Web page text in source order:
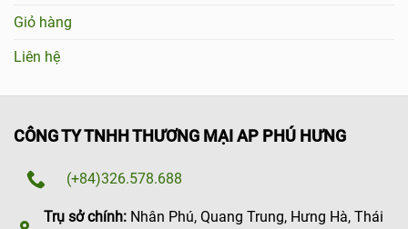
Giỏ hàng
Liên hệ
CÔNG TY TNHH THƯƠNG MẠI AP PHÚ HƯNG
(+84)326.578.688
Trụ sở chính: Nhân Phú, Quang Trung, Hưng Hà, Thái